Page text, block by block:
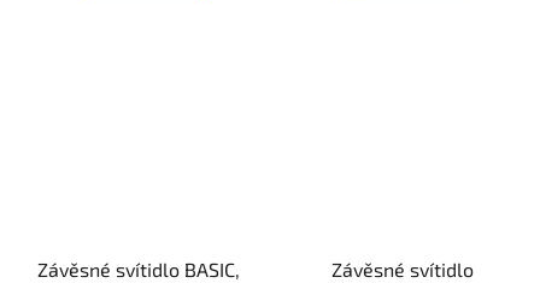
Závěsné svítidlo BASIC,
Závěsné svítidlo